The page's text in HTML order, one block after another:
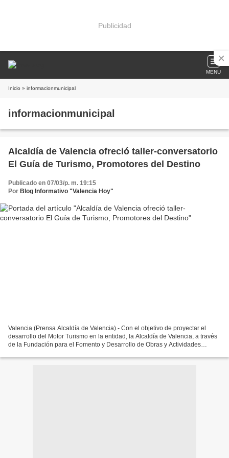
Publicidad
MENU
Inicio » informacionmunicipal
informacionmunicipal
Alcaldía de Valencia ofreció taller-conversatorio
El Guía de Turismo, Promotores del Destino
Publicado en 07/03/p. m. 19:15
Por Blog Informativo "Valencia Hoy"
Valencia (Prensa Alcaldía de Valencia).- Con el objetivo de proyectar el
desarrollo del Motor Turismo en la entidad, la Alcaldía de Valencia, a través
de la Fundación para el Fomento y Desarrollo de Obras y Actividades